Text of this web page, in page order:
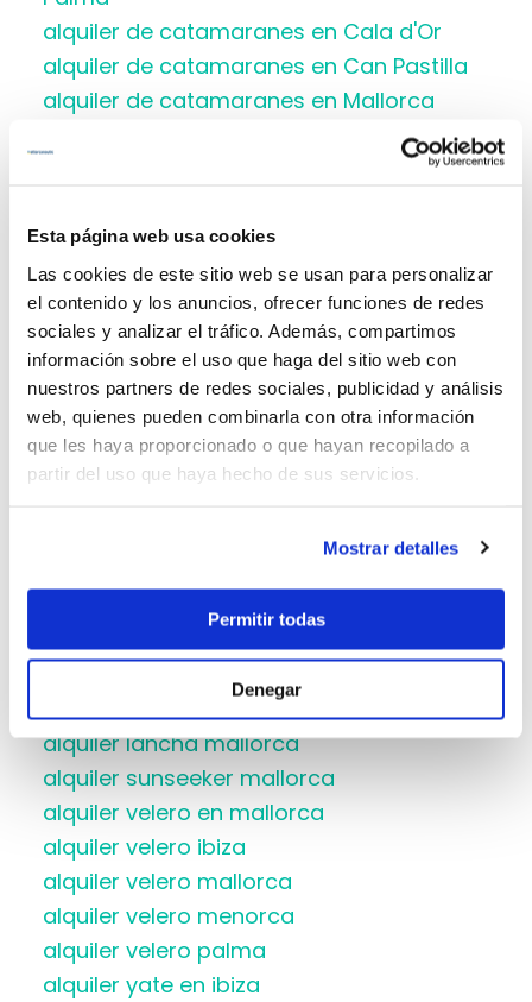
Esta página web usa cookies
Las cookies de este sitio web se usan para personalizar
el contenido y los anuncios, ofrecer funciones de redes
sociales y analizar el tráfico. Además, compartimos
información sobre el uso que haga del sitio web con
nuestros partners de redes sociales, publicidad y análisis
web, quienes pueden combinarla con otra información
que les haya proporcionado o que hayan recopilado a
partir del uso que haya hecho de sus servicios.
Mostrar detalles
Permitir todas
Denegar
alquiler de catamaranes en Cala d'Or
alquiler de catamaranes en Can Pastilla
alquiler de catamaranes en Mallorca
alquiler de catamaranes en Port Adriano
Pollença
alquiler de catamaranes en Porto Colom
alquiler de catamaranes en Puerto
Pollensa
alquiler de catamaranes en Puerto
Portals
alquiler de catamaranes en Puerto de
Andratx
alquiler embarcaciones mallorca
alquiler jeanneau mallorca
alquiler lagoon mallorca
alquiler lancha mallorca
alquiler sunseeker mallorca
alquiler velero en mallorca
alquiler velero ibiza
alquiler velero mallorca
alquiler velero menorca
alquiler velero palma
alquiler yate en ibiza